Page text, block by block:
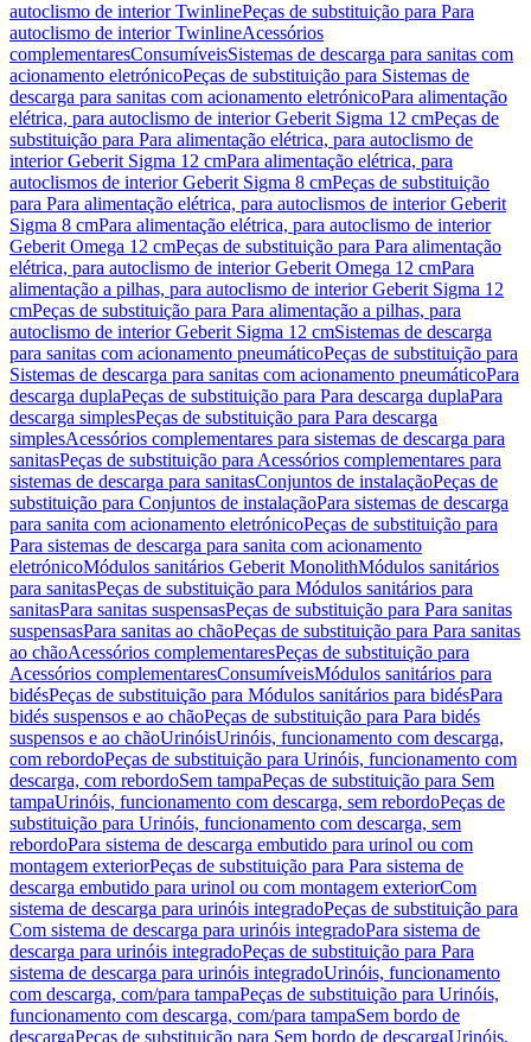
autoclismo de interior TwinlinePeças de substituição para Para
autoclismo de interior TwinlineAcessórios
complementaresConsumíveisSistemas de descarga para sanitas com
acionamento eletrónicoPeças de substituição para Sistemas de
descarga para sanitas com acionamento eletrónicoPara alimentação
elétrica, para autoclismo de interior Geberit Sigma 12 cmPeças de
substituição para Para alimentação elétrica, para autoclismo de
interior Geberit Sigma 12 cmPara alimentação elétrica, para
autoclismos de interior Geberit Sigma 8 cmPeças de substituição
para Para alimentação elétrica, para autoclismos de interior Geberit
Sigma 8 cmPara alimentação elétrica, para autoclismo de interior
Geberit Omega 12 cmPeças de substituição para Para alimentação
elétrica, para autoclismo de interior Geberit Omega 12 cmPara
alimentação a pilhas, para autoclismo de interior Geberit Sigma 12
cmPeças de substituição para Para alimentação a pilhas, para
autoclismo de interior Geberit Sigma 12 cmSistemas de descarga
para sanitas com acionamento pneumáticoPeças de substituição para
Sistemas de descarga para sanitas com acionamento pneumáticoPara
descarga duplaPeças de substituição para Para descarga duplaPara
descarga simplesPeças de substituição para Para descarga
simplesAcessórios complementares para sistemas de descarga para
sanitasPeças de substituição para Acessórios complementares para
sistemas de descarga para sanitasConjuntos de instalaçãoPeças de
substituição para Conjuntos de instalaçãoPara sistemas de descarga
para sanita com acionamento eletrónicoPeças de substituição para
Para sistemas de descarga para sanita com acionamento
eletrónicoMódulos sanitários Geberit MonolithMódulos sanitários
para sanitasPeças de substituição para Módulos sanitários para
sanitasPara sanitas suspensasPeças de substituição para Para sanitas
suspensasPara sanitas ao chãoPeças de substituição para Para sanitas
ao chãoAcessórios complementaresPeças de substituição para
Acessórios complementaresConsumíveisMódulos sanitários para
bidésPeças de substituição para Módulos sanitários para bidésPara
bidés suspensos e ao chãoPeças de substituição para Para bidés
suspensos e ao chãoUrinóisUrinóis, funcionamento com descarga,
com rebordoPeças de substituição para Urinóis, funcionamento com
descarga, com rebordoSem tampaPeças de substituição para Sem
tampaUrinóis, funcionamento com descarga, sem rebordoPeças de
substituição para Urinóis, funcionamento com descarga, sem
rebordoPara sistema de descarga embutido para urinol ou com
montagem exteriorPeças de substituição para Para sistema de
descarga embutido para urinol ou com montagem exteriorCom
sistema de descarga para urinóis integradoPeças de substituição para
Com sistema de descarga para urinóis integradoPara sistema de
descarga para urinóis integradoPeças de substituição para Para
sistema de descarga para urinóis integradoUrinóis, funcionamento
com descarga, com/para tampaPeças de substituição para Urinóis,
funcionamento com descarga, com/para tampaSem bordo de
descargaPeças de substituição para Sem bordo de descargaUrinóis,